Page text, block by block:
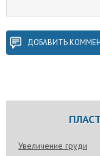
ДОБАВИТЬ
Увеличение груди